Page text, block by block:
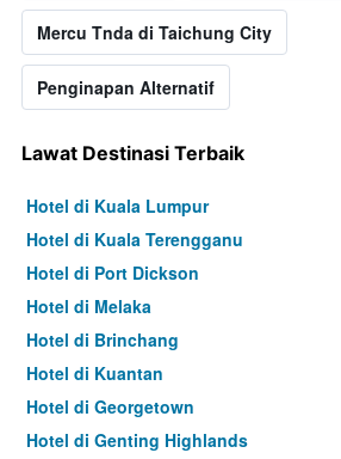
Mercu Tnda di Taichung City
Penginapan Alternatif
Lawat Destinasi Terbaik
Hotel di Kuala Lumpur
Hotel di Kuala Terengganu
Hotel di Port Dickson
Hotel di Melaka
Hotel di Brinchang
Hotel di Kuantan
Hotel di Georgetown
Hotel di Genting Highlands